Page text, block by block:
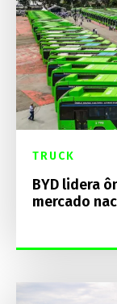
TRUCK
BYD lidera
mercado